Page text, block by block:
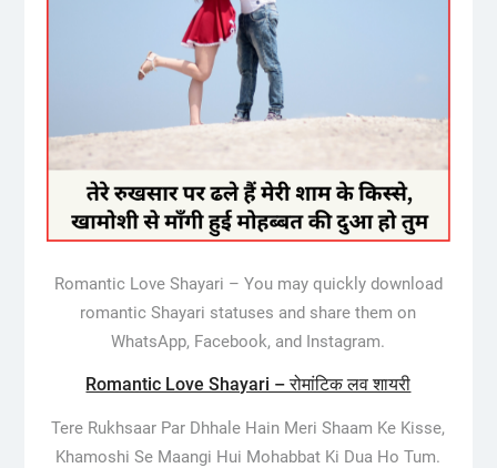
Romantic Love Shayari – You may quickly download
romantic Shayari statuses and share them on
WhatsApp, Facebook, and Instagram.
Romantic Love Shayari – रोमांटिक लव शायरी
Tere Rukhsaar Par Dhhale Hain Meri Shaam Ke Kisse,
Khamoshi Se Maangi Hui Mohabbat Ki Dua Ho Tum.